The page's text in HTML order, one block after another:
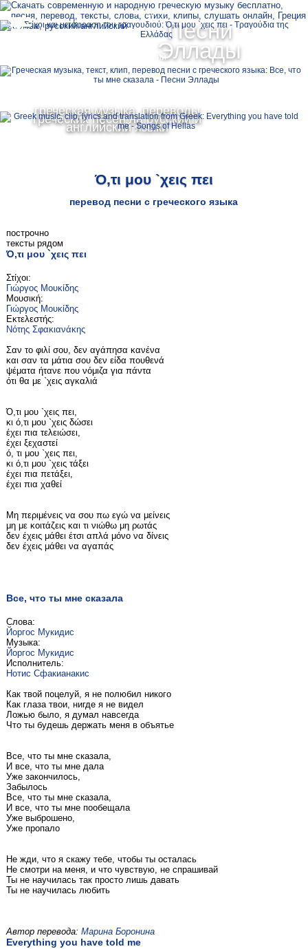
Песни
Эллады
греческая музыка, переводы
греческих песен на русский и
английский языки
Ελληνικά
Русский
MENU
Ό,τι μου `χεις πει
перевод песни с греческого языка
построчно
тексты рядом
Ό,τι μου `χεις πει
Στίχοι:
Γιώργος Μουκίδης
Μουσική:
Γιώργος Μουκίδης
Εκτελεστής:
Νότης Σφακιανάκης
Σαν το φιλί σου, δεν αγάπησα κανένα
και σαν τα μάτια σου δεν είδα πουθενά
ψέματα ήτανε που νόμιζα για πάντα
ότι θα με `χεις αγκαλιά
Ό,τι μου `χεις πει,
κι ό,τι μου `χεις δώσει
έχει πια τελειώσει,
έχει ξεχαστεί
ό, τι μου `χεις πει,
κι ό,τι μου `χεις τάξει
έχει πια πετάξει,
έχει πια χαθεί
Μη περιμένεις να σου πω εγώ να μείνεις
μη με κοιτάζεις και τι νιώθω μη ρωτάς
δεν έχεις μάθει έτσι απλά μόνο να δίνεις
δεν έχεις μάθει να αγαπάς
Все, что ты мне сказала
Слова:
Йоргос Мукидис
Музыка:
Йоргос Мукидис
Исполнитель:
Нотис Сфакианакис
Как твой поцелуй, я не полюбил никого
Как глаза твои, нигде я не видел
Ложью было, я думал навсегда
Что ты будешь держать меня в объятье
Все, что ты мне сказала,
И все, что ты мне дала
Уже закончилось,
Забылось
Все, что ты мне сказала,
И все, что ты мне пообещала
Уже выброшено,
Уже пропало
Не жди, что я скажу тебе, чтобы ты осталась
Не смотри на меня, и что чувствую, не спрашивай
Ты не научилась так просто лишь давать
Ты не научилась любить
Автор перевода: Марина Боронина
Everything you have told me